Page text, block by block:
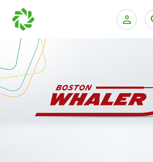
الإلكترونية للشركات
الإلكتروني
الخدمات المالية الخاصة